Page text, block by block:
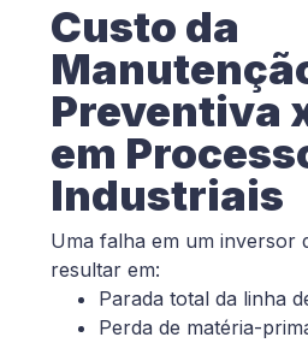
Custo da
Preventiva
em
Industriais
Uma falha em um inversor
resultar em:
Parada total da linha
Perda de matéria-